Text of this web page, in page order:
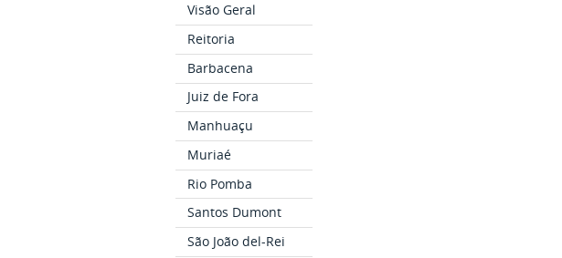
Visão Geral
Reitoria
Barbacena
Juiz de Fora
Manhuaçu
Muriaé
Rio Pomba
Santos Dumont
São João del-Rei